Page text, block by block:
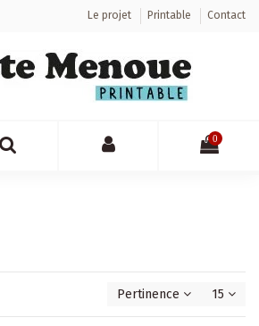
Le projet Printable Contact
0
Pertinence 15